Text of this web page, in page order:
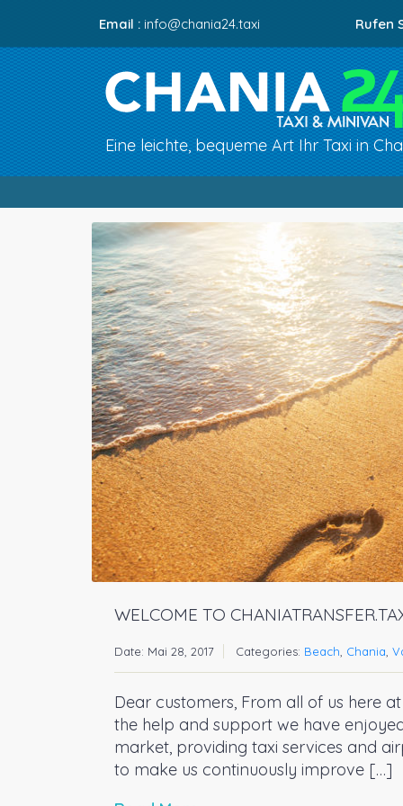
Email : info@chania24.taxi Rufen
Eine leichte, bequeme Art Ihr Taxi in
WELCOME TO
Date: Mai 28, 2017 Categories: Beach Chania
Dear customers, From all of us here
the help and support we have
market, providing taxi services and
to make us continuously improve […]